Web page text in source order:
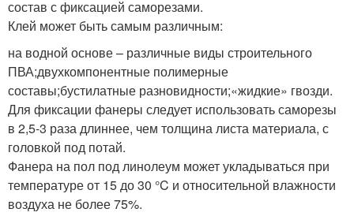
состав с фиксацией саморезами.
Клей может быть самым различным:
на водной основе – различные виды строительного
ПВА;двухкомпонентные полимерные
составы;бустилатные разновидности;«жидкие» гвозди.
Для фиксации фанеры следует использовать саморезы
в 2,5-3 раза длиннее, чем толщина листа материала, с
головкой под потай.
Фанера на пол под линолеум может укладываться при
температуре от 15 до 30 °C и относительной влажности
воздуха не более 75%.